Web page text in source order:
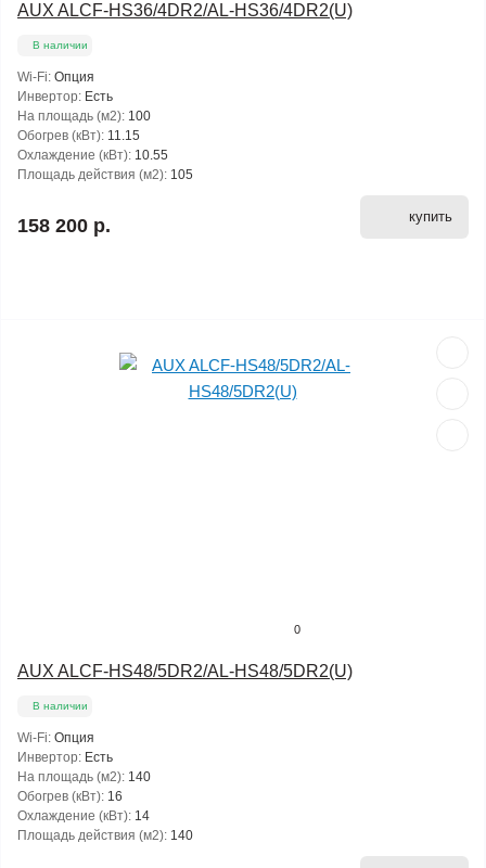
AUX ALCF-HS36/4DR2/AL-HS36/4DR2(U)
В наличии
Wi-Fi: Опция
Инвертор: Есть
На площадь (м2): 100
Обогрев (кВт): 11.15
Охлаждение (кВт): 10.55
Площадь действия (м2): 105
158 200 р. купить
0
AUX ALCF-HS48/5DR2/AL-HS48/5DR2(U)
В наличии
Wi-Fi: Опция
Инвертор: Есть
На площадь (м2): 140
Обогрев (кВт): 16
Охлаждение (кВт): 14
Площадь действия (м2): 140